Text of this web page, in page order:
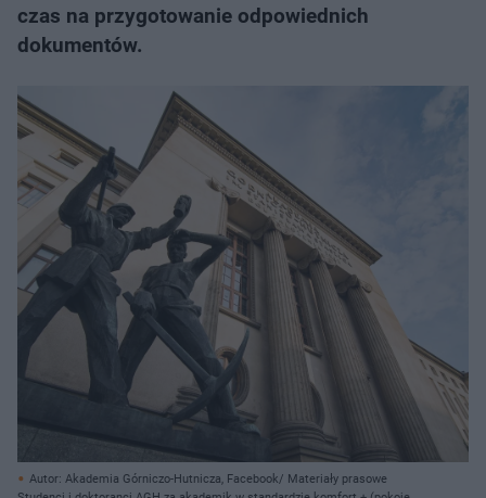
czas na przygotowanie odpowiednich
dokumentów.
Autor: Akademia Górniczo-Hutnicza, Facebook/ Materiały prasowe